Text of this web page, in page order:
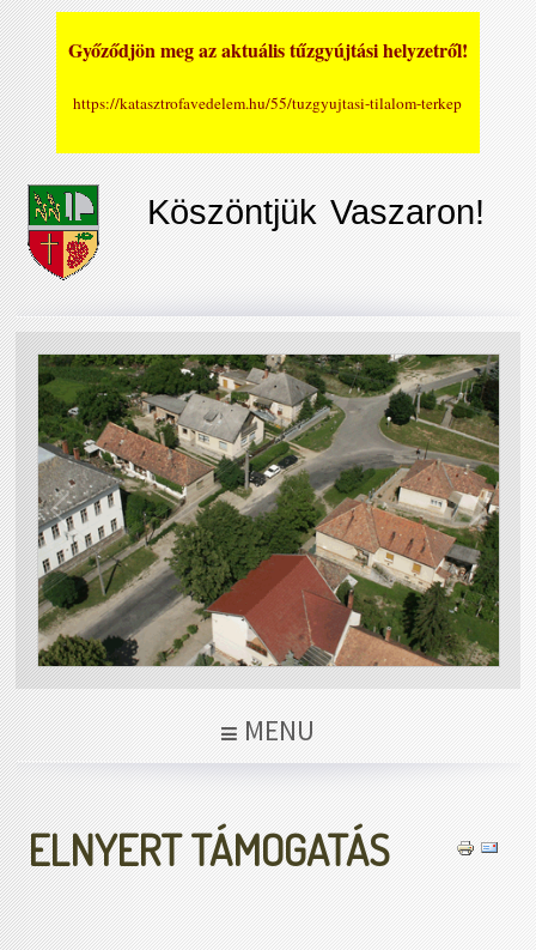
Győződjön meg az aktuális tűzgyújtási helyzetről!
https://katasztrofavedelem.hu/55/tuzgyujtasi-tilalom-terkep
Köszöntjük Vaszaron!
MENU
ELNYERT TÁMOGATÁS